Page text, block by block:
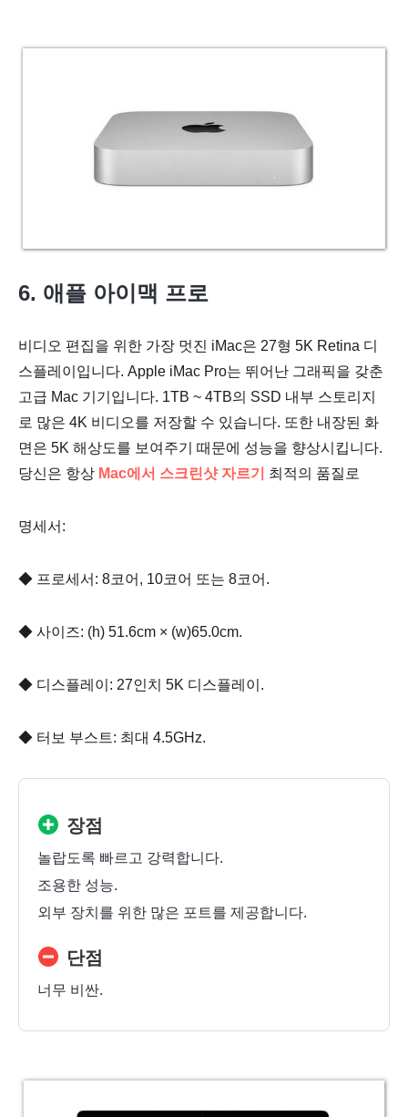
6. 애플 아이맥 프로
비디오 편집을 위한 가장 멋진 iMac은 27형 5K Retina 디
스플레이입니다. Apple iMac Pro는 뛰어난 그래픽을 갖춘
고급 Mac 기기입니다. 1TB ~ 4TB의 SSD 내부 스토리지
로 많은 4K 비디오를 저장할 수 있습니다. 또한 내장된 화
면은 5K 해상도를 보여주기 때문에 성능을 향상시킵니다.
당신은 항상 Mac에서 스크린샷 자르기 최적의 품질로
명세서:
◆ 프로세서: 8코어, 10코어 또는 8코어.
◆ 사이즈: (h) 51.6cm × (w)65.0cm.
◆ 디스플레이: 27인치 5K 디스플레이.
◆ 터보 부스트: 최대 4.5GHz.
장점
놀랍도록 빠르고 강력합니다.
조용한 성능.
외부 장치를 위한 많은 포트를 제공합니다.
단점
너무 비싼.